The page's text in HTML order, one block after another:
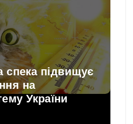
спека підвищує
на
України